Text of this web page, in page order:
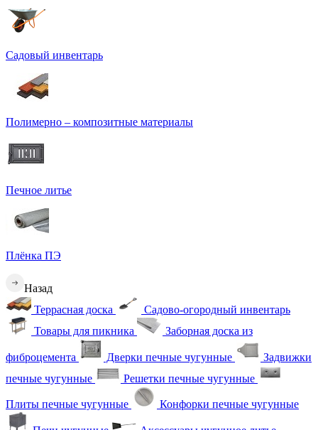
Садовый инвентарь
Полимерно – композитные материалы
Печное литье
Плёнка ПЭ
Назад
Террасная доска
Садово-огородный инвентарь
Товары для пикника
Заборная доска из
фиброцемента Дверки печные чугунные
Задвижки
печные чугунные
Решетки печные чугунные
Плиты печные чугунные Конфорки печные чугунные